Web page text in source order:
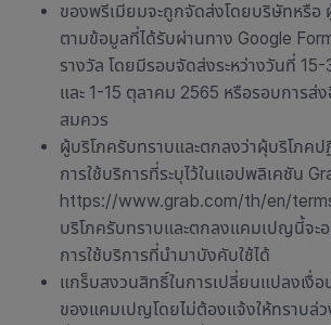
ของพรีเมียมจะถูกจัดส่งโดยบริษัทหรือ
ตามข้อมูลที่ได้รับผ่านทาง Google
รางวัล โดยมีรอบจัดส่งระหว่างวันที่
และ 1-15 ตุลาคม 2565 หรือรอบการส่
สมควร
ผู้บริโภครับทราบและตกลงว่าผุ้บริโภค
การใช้บริการที่ระบุไว้ในแอปพลิเคชัน
https://www.grab.com/th/en/
บริโภครับทราบและตกลงแคมเปญนี้จะ
การใช้บริการที่นำมาบังคับใช้ได้
แกร็บสงวนสิทธิ์ในการเปลี่ยนแปลงเงื่อ
ของแคมเปญโดยไม่ต้องแจ้งให้ทราบล่